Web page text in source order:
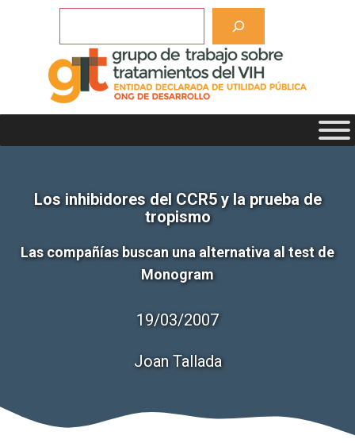
Los inhibidores del CCR5 y la prueba de
tropismo
Las compañías buscan una alternativa al test de
Monogram
19/03/2007
Joan Tallada